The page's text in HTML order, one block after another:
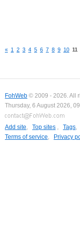
« 1 2 3 4 5 6 7 8 9 10 11
FohWeb © 2009 - 2026. All
Thursday, 6 August 2026,
Add site, Top sites , Tags,
Terms of service, Privacy